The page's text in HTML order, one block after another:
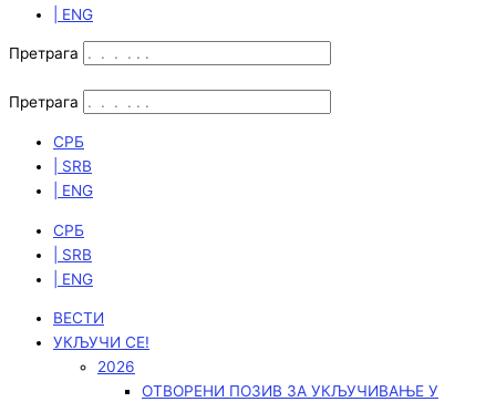
| ENG
Претрага
Претрага
СРБ
| SRB
| ENG
СРБ
| SRB
| ENG
ВЕСТИ
УКЉУЧИ СЕ!
2026
ОТВОРЕНИ ПОЗИВ ЗА УКЉУЧИВАЊЕ У